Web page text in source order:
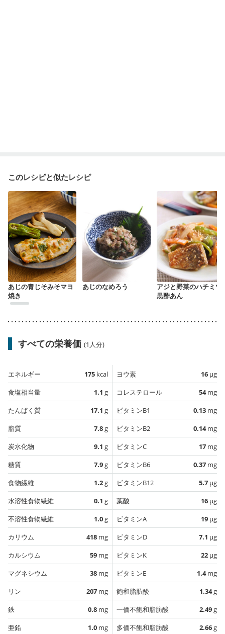
このレシピと似たレシピ
あじの青じそみそマヨ
焼き
あじのなめろう
アジと野菜のハチミツ
黒酢あん
すべての栄養価 (1人分)
エネルギー 175 kcal
食塩相当量
1.1 g
たんぱく質
17.1 g
脂質
7.8g
炭水化物
9.1 g
糖質
7.9g
食物繊維
1.2g
水溶性食物繊維
0.1 g
不溶性食物繊維
1.0g
カリウム
418 mg
カルシウム
59 mg
マグネシウム
38 mg
リン
207 mg
鉄
0.8 mg
亜鉛
1.0 mg
ヨウ素 16 µg
コレステロール
54mg
ビタミンB1
0.13 mg
ビタミンB2
0.14mg
ビタミンC
17 mg
ビタミンB6
0.37 mg
ビタミンB12
5.7 µg
葉酸
16 µg
ビタミンA
19 µg
ビタミンD
7.1 µg
ビタミンK
22 µg
ビタミンE
1.4mg
飽和脂肪酸
1.34g
一価不飽和脂肪酸
2.49g
多価不飽和脂肪酸
2.66g